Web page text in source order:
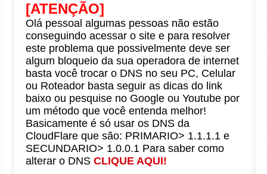
[ATENÇÃO]
Olá pessoal algumas pessoas não estão
conseguindo acessar o site e para resolver
este problema que possivelmente deve ser
algum bloqueio da sua operadora de internet
basta você trocar o DNS no seu PC, Celular
ou Roteador basta seguir as dicas do link
baixo ou pesquise no Google ou Youtube por
um método que você entenda melhor!
Basicamente é só usar os DNS da
CloudFlare que são: PRIMARIO> 1.1.1.1 e
SECUNDARIO> 1.0.0.1 Para saber como
alterar o DNS CLIQUE AQUI!